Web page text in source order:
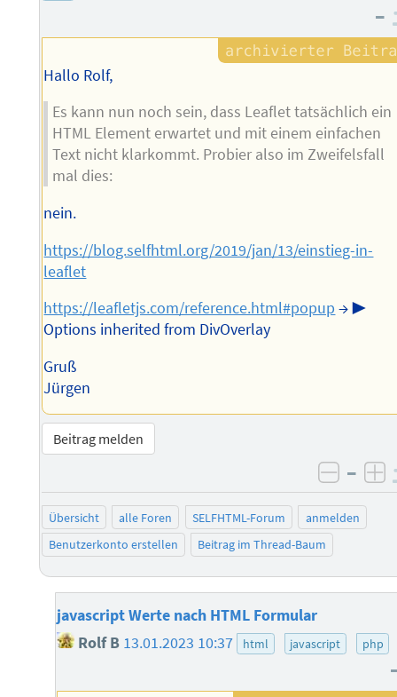
–
Hallo Rolf,
Es kann nun noch sein, dass Leaflet tatsächlich ein
HTML Element erwartet und mit einem einfachen
Text nicht klarkommt. Probier also im Zweifelsfall
mal dies:
nein.
https://blog.selfhtml.org/2019/jan/13/einstieg-in-
leaflet
https://leafletjs.com/reference.html#popup → ▶
Options inherited from DivOverlay
Gruß
Jürgen
Beitrag melden
–
Übersicht alle Foren SELFHTML-Forum
anmelden
Benutzerkonto erstellen
Beitrag im Thread-Baum
javascript Werte nach HTML Formular
Rolf B 13.01.2023 10:37 html javascript php